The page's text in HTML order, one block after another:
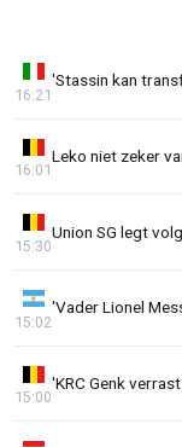
'Stassin kan
16:21
Leko niet zeker
16:01
Union SG legt
15:30
'Vader Lionel
15:02
'KRC Genk
15:00